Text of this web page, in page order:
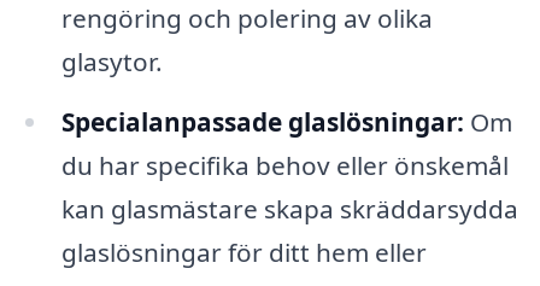
rengöring och polering av olika
glasytor.
Specialanpassade glaslösningar: Om
du har specifika behov eller önskemål
kan glasmästare skapa skräddarsydda
glaslösningar för ditt hem eller